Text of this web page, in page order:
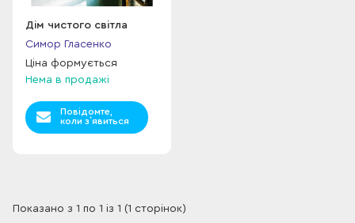
Дім чистого світла
Симор Гласенко
Ціна формується
Нема в продажі
Повідомте,
коли з`явиться
Показано з 1 по 1 із 1 (1 сторінок)